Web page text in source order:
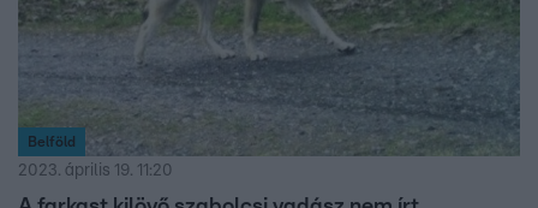
Belföld
2023. április 19. 11:20